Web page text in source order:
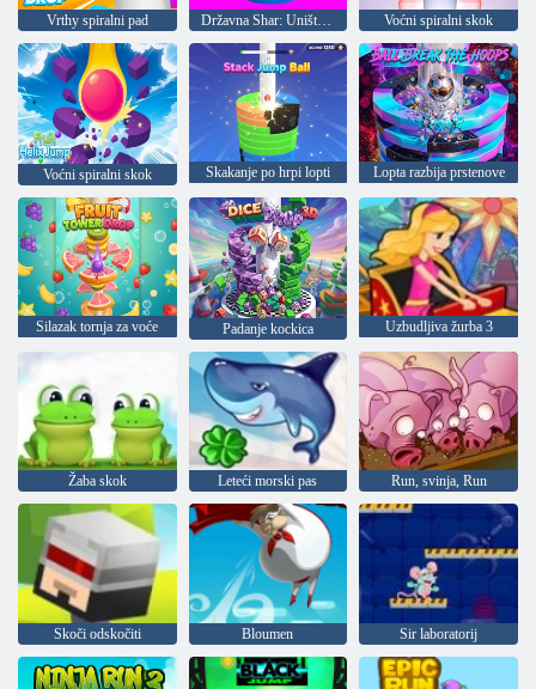
Vrthy spiralni pad Državna Shar: Uništavanje Voćni spiralni skok
Voćni spiralni skok Skakanje po hrpi lopti Lopta razbija prstenove
Silazak tornja za voće Padanje kockica Uzbudljiva žurba 3
Žaba skok Leteći morski pas Run, svinja, Run
Skoči odskočiti Bloumen Sir laboratorij